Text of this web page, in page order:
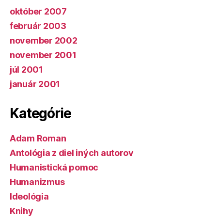
október 2007
február 2003
november 2002
november 2001
júl 2001
január 2001
Kategórie
Adam Roman
Antológia z diel iných autorov
Humanistická pomoc
Humanizmus
Ideológia
Knihy